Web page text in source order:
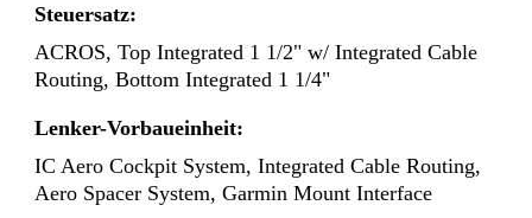
Steuersatz:
ACROS, Top Integrated 1 1/2" w/ Integrated Cable
Routing, Bottom Integrated 1 1/4"
Lenker-Vorbaueinheit:
IC Aero Cockpit System, Integrated Cable Routing,
Aero Spacer System, Garmin Mount Interface